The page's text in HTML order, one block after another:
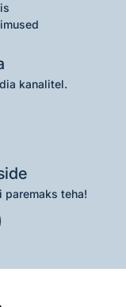
kanalitel.
paremaks teha!